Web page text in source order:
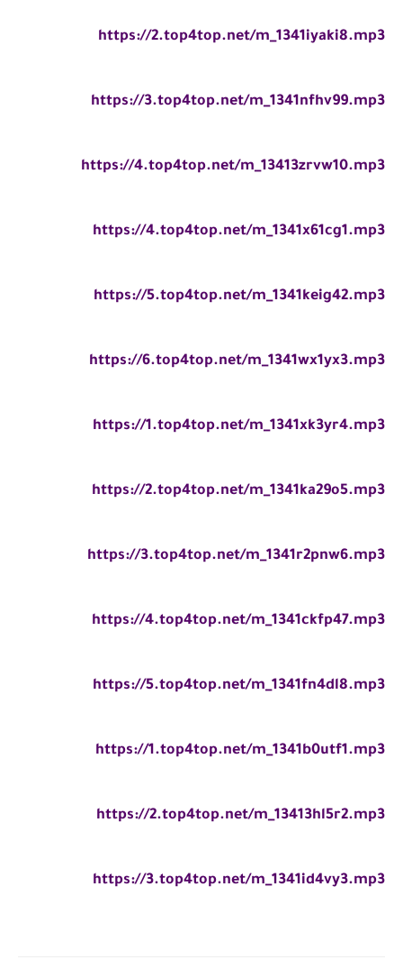
https://2.top4top.net/m_1341iyaki8.mp3
https://3.top4top.net/m_1341nfhv99.mp3
https://4.top4top.net/m_13413zrvw10.mp3
https://4.top4top.net/m_1341x61cg1.mp3
https://5.top4top.net/m_1341keig42.mp3
https://6.top4top.net/m_1341wx1yx3.mp3
https://1.top4top.net/m_1341xk3yr4.mp3
https://2.top4top.net/m_1341ka29o5.mp3
https://3.top4top.net/m_1341r2pnw6.mp3
https://4.top4top.net/m_1341ckfp47.mp3
https://5.top4top.net/m_1341fn4dl8.mp3
https://1.top4top.net/m_1341b0utf1.mp3
https://2.top4top.net/m_13413hl5r2.mp3
https://3.top4top.net/m_1341id4vy3.mp3